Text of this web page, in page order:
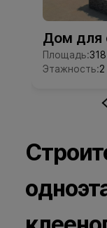
Дом для
Площадь:
Этажность: